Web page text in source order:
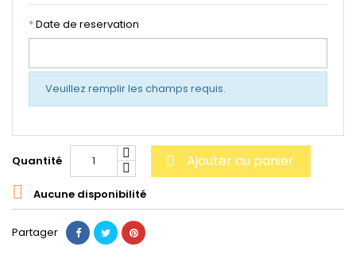
*Date de reservation
Veuillez remplir les champs requis.
Quantité  Ajouter au panier
 Aucune disponibilité
Partager